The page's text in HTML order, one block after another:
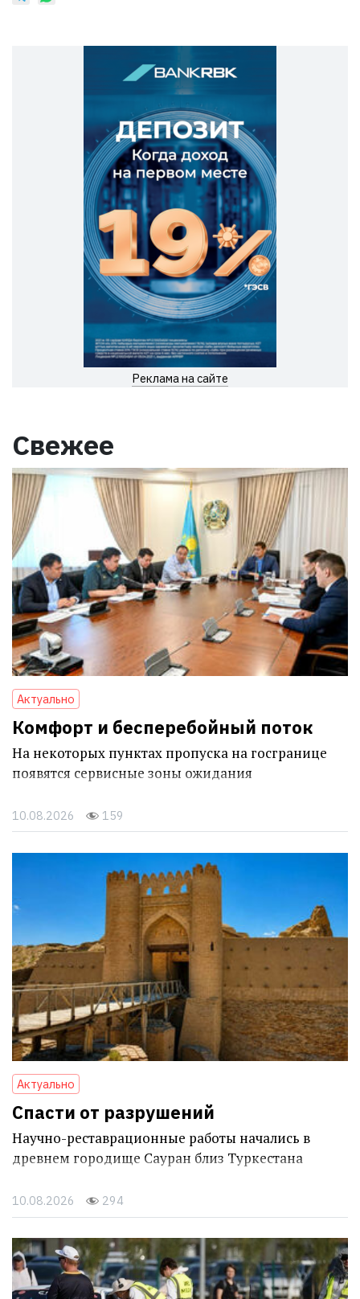
Реклама на сайте
Свежее
Актуально
Комфорт и бесперебойный поток
На некоторых пунктах пропуска на госгранице
появятся сервисные зоны ожидания
10.08.2026 159
Актуально
Спасти от разрушений
Научно-реставрационные работы начались в
древнем городище Сауран близ Туркестана
10.08.2026 294